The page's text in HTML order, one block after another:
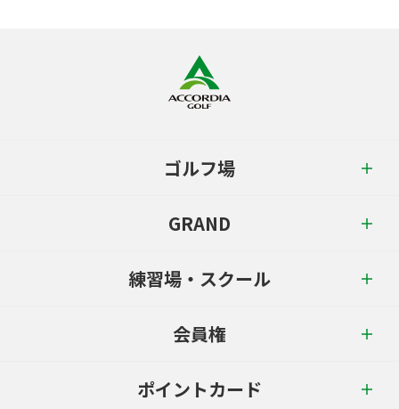
ゴルフ場
GRAND
練習場・スクール
会員権
ポイントカード